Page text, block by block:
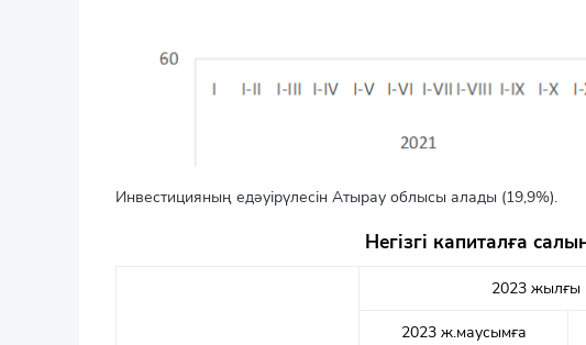
Инвестицияның едәуірүлесін Атырау облысы алады (19,9%).
Негізгі капиталға
2023 жылғы
2023 ж.маусымға